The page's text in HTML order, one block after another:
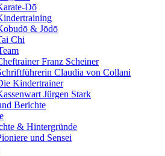
Dō
& Jōdō
Chi
Franz Scheiner
Claudia von Collani
Kindertrainer
Jürgen Stark
Berichte
& Hintergründe
und Sensei